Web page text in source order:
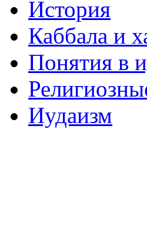
История
Каббала и
Понятия в
Иудаизм